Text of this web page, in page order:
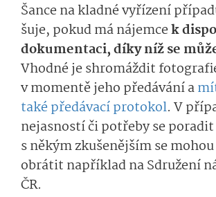
Šance na kladné vyřízení
šuje, pokud má nájemcek
dokumentaci, díky níž se
Vhodné je shromáždit
v momentějeho pře­dávání a
taképředávací protokol. V
nejasností či potřeby se poradit
s někýmzkuše­nějšímse
obrátit například na Sdružení
ČR.